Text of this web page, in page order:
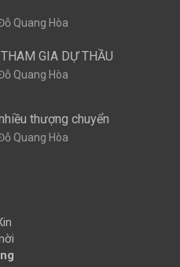
Quang Hòa
GIA DỰ THẦU
Quang Hòa
thượng chuyển
Quang Hòa
ng